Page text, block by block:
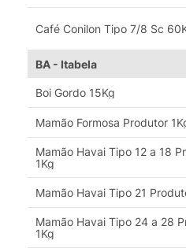
Café Conilon Tipo 7/8 Sc
BA - Itabela
Boi Gordo 15Kg
Mamão Formosa Produtor
Mamão Havai Tipo 12 a 18
1Kg
Mamão Havai Tipo 21
Mamão Havai Tipo 24 a 28
1Kg